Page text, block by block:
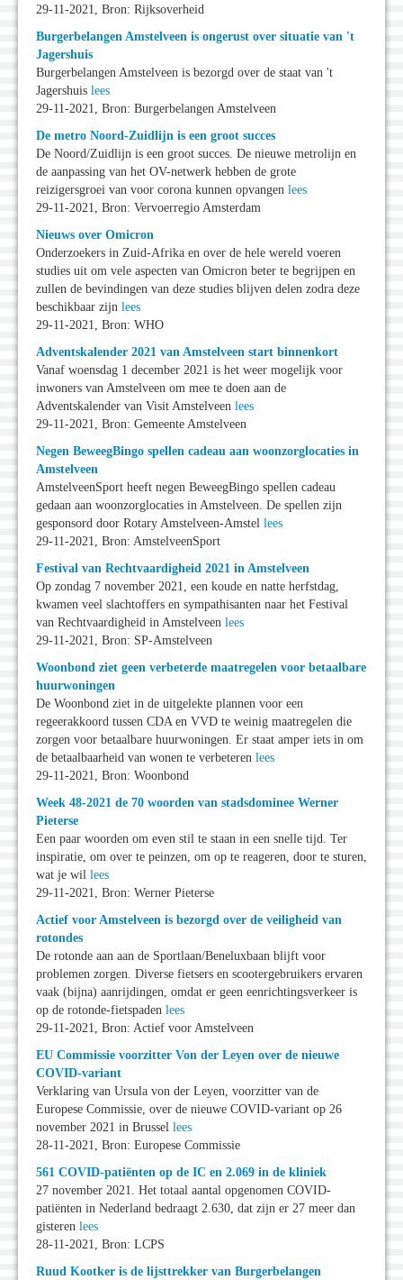
29-11-2021, Bron: Rijksoverheid
Burgerbelangen Amstelveen is ongerust over situatie van 't
Jagershuis
Burgerbelangen Amstelveen is bezorgd over de staat van 't
Jagershuis lees
29-11-2021, Bron: Burgerbelangen Amstelveen
De metro Noord-Zuidlijn is een groot succes
De Noord/Zuidlijn is een groot succes. De nieuwe metrolijn en
de aanpassing van het OV-netwerk hebben de grote
reizigersgroei van voor corona kunnen opvangen lees
29-11-2021, Bron: Vervoerregio Amsterdam
Nieuws over Omicron
Onderzoekers in Zuid-Afrika en over de hele wereld voeren
studies uit om vele aspecten van Omicron beter te begrijpen en
zullen de bevindingen van deze studies blijven delen zodra deze
beschikbaar zijn lees
29-11-2021, Bron: WHO
Adventskalender 2021 van Amstelveen start binnenkort
Vanaf woensdag 1 december 2021 is het weer mogelijk voor
inwoners van Amstelveen om mee te doen aan de
Adventskalender van Visit Amstelveen lees
29-11-2021, Bron: Gemeente Amstelveen
Negen BeweegBingo spellen cadeau aan woonzorglocaties in
Amstelveen
AmstelveenSport heeft negen BeweegBingo spellen cadeau
gedaan aan woonzorglocaties in Amstelveen. De spellen zijn
gesponsord door Rotary Amstelveen-Amstel lees
29-11-2021, Bron: AmstelveenSport
Festival van Rechtvaardigheid 2021 in Amstelveen
Op zondag 7 november 2021, een koude en natte herfstdag,
kwamen veel slachtoffers en sympathisanten naar het Festival
van Rechtvaardigheid in Amstelveen lees
29-11-2021, Bron: SP-Amstelveen
Woonbond ziet geen verbeterde maatregelen voor betaalbare
huurwoningen
De Woonbond ziet in de uitgelekte plannen voor een
regeerakkoord tussen CDA en VVD te weinig maatregelen die
zorgen voor betaalbare huurwoningen. Er staat amper iets in om
de betaalbaarheid van wonen te verbeteren lees
29-11-2021, Bron: Woonbond
Week 48-2021 de 70 woorden van stadsdominee Werner
Pieterse
Een paar woorden om even stil te staan in een snelle tijd. Ter
inspiratie, om over te peinzen, om op te reageren, door te sturen,
wat je wil lees
29-11-2021, Bron: Werner Pieterse
Actief voor Amstelveen is bezorgd over de veiligheid van
rotondes
De rotonde aan aan de Sportlaan/Beneluxbaan blijft voor
problemen zorgen. Diverse fietsers en scootergebruikers ervaren
vaak (bijna) aanrijdingen, omdat er geen eenrichtingsverkeer is
op de rotonde-fietspaden lees
29-11-2021, Bron: Actief voor Amstelveen
EU Commissie voorzitter Von der Leyen over de nieuwe
COVID-variant
Verklaring van Ursula von der Leyen, voorzitter van de
Europese Commissie, over de nieuwe COVID-variant op 26
november 2021 in Brussel lees
28-11-2021, Bron: Europese Commissie
561 COVID-patiënten op de IC en 2.069 in de kliniek
27 november 2021. Het totaal aantal opgenomen COVID-
patiënten in Nederland bedraagt 2.630, dat zijn er 27 meer dan
gisteren lees
28-11-2021, Bron: LCPS
Ruud Kootker is de lijsttrekker van Burgerbelangen